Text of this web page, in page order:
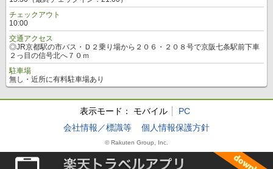
チェックアウト
10:00
交通アクセス
◎JR京都駅の市バス・Ｄ２乗り場から２０６・２０８号で京阪七条駅前下車
２っ目の信号北へ７０ｍ
駐車場
無し・近所に有料駐車場あり
表示モード： モバイル
PC
会社情報／標識等
個人情報保護方針
© Rakuten Group, Inc.